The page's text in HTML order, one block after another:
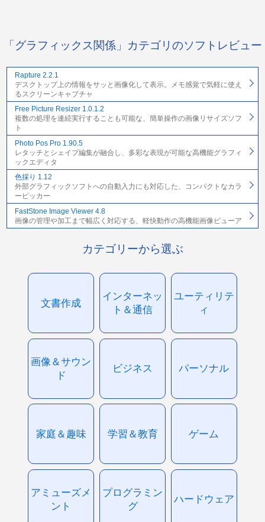
「グラフィックス関係」カテゴリのソフトレビュー
Rapture 2.2.1
デスクトップ上の情報をサッと画像化して表示。メモ感覚で気軽に使え
るスクリーンキャプチャ
Free Picture Resizer 1.0.1.2
複数の処理を連続実行することも可能な、簡単操作の画像リサイズソフ
ト
Photo Pos Pro 1.90.5
レタッチとシェイプ編集が融合し、多彩な表現が可能な高機能グラフィ
ックエディタ
色採り 1.12
外部グラフィックソフトへの自動入力にも対応した、コンパクトなカラ
ーピッカー
FastStone Image Viewer 4.8
画像の管理や加工まで幅広く対応する、軽快動作の高機能画像ビューア
カテゴリーから選ぶ
文書作成
インターネッ
ト＆通信
ユーティリテ
ィ
画像＆サウン
ド
ビジネス パーソナル
家庭＆趣味 学習＆教育 ゲーム
アミューズメ
ント
プログラミン
グ
ハードウェア